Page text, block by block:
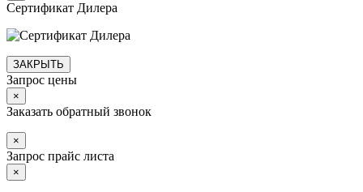
Сертификат Дилера
ЗАКРЫТЬ
Запрос цены
×
Заказать обратный звонок
×
Запрос прайс листа
×